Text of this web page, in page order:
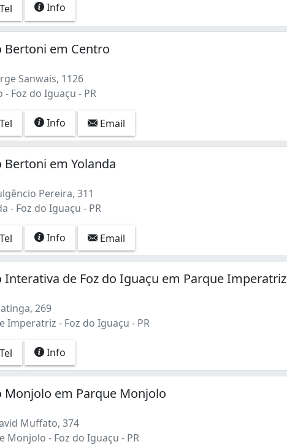
Info
Bertoni em Centro
Sanwais, 1126
- Foz do Iguaçu - PR
Info Email
Bertoni em Yolanda
Pereira, 311
- Foz do Iguaçu - PR
Info Email
Interativa de Foz do Iguaçu em Parque Imperatriz
269
Imperatriz - Foz do Iguaçu - PR
Info
Monjolo em Parque Monjolo
Muffato, 374
Monjolo - Foz do Iguaçu - PR